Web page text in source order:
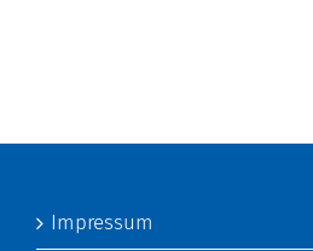
Impressum